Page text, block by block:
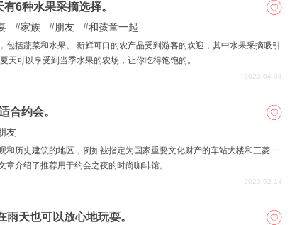
6种水果采摘选择。
家族 朋友 和孩童一起
括蔬菜和水果。 新鲜可口的农产品受到游客的欢迎，其中水果采摘吸引
天可以享受到当季水果的农场，让你吃得饱饱的。
2023-04-04
合约会。
友
和历史建筑的地区，例如被指定为国家重要文化财产的车站大楼和三菱一
介绍了推荐用于约会之夜的时尚咖啡馆。
2023-02-14
天也可以放心地玩耍。